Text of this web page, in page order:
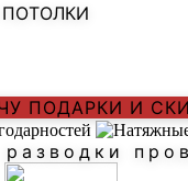
ПОДАРКИ И